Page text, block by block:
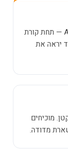
שיווק, כספים, מכירות, ארגון, פיתוח עסקי ו-AI — תחת קורת
יראה את
מוכיחים
מדודה.